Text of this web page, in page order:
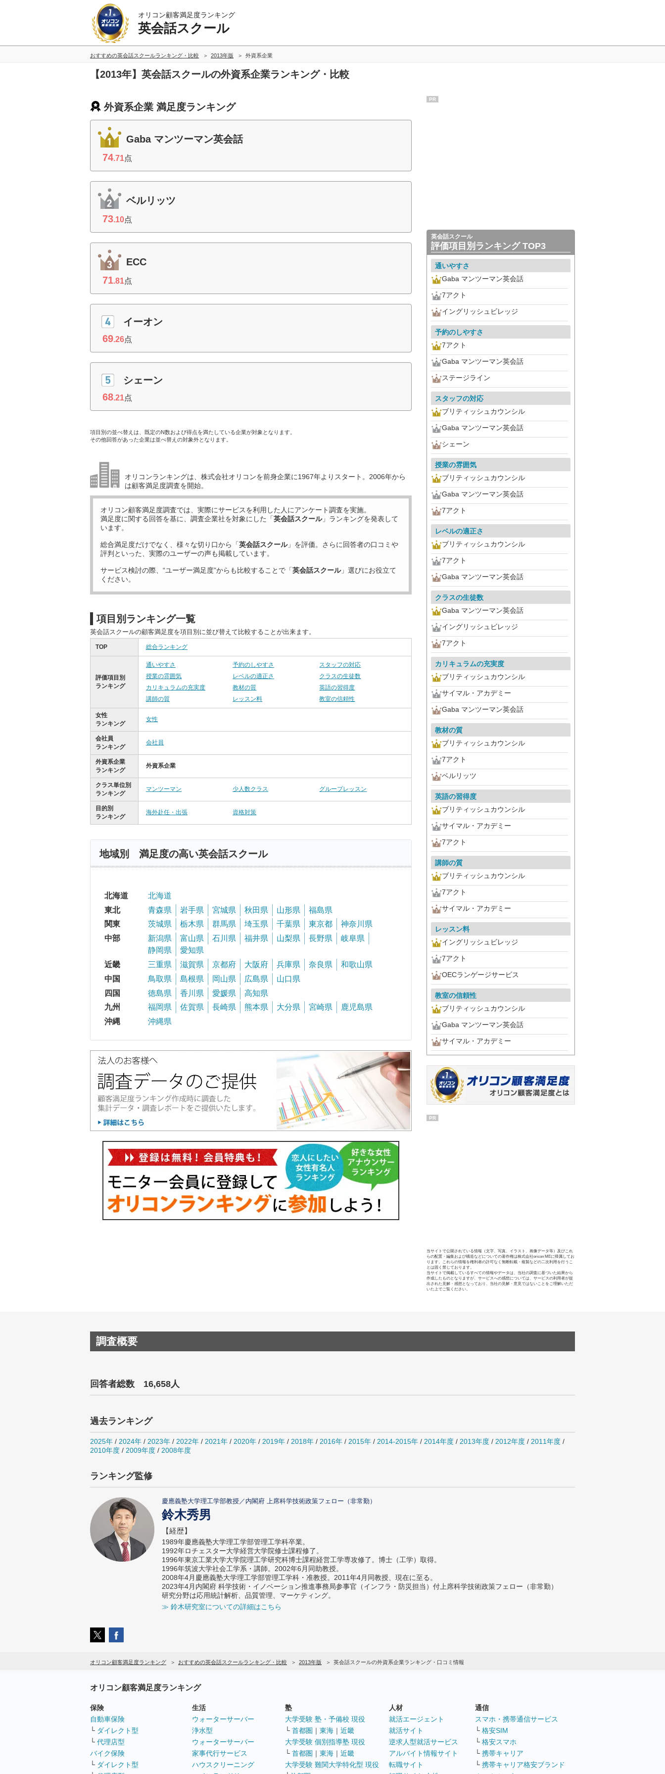
オリコン顧客満足度ランキング
英会話スクール
おすすめの英会話スクールランキング・比較 2013年版 外資系企業
【2013年】英会話スクールの外資系企業ランキング・比較
外資系企業 満足度ランキング
Gaba マンツーマン英会話
74.71点
ベルリッツ
73.10点
ECC
71.81点
イーオン
69.26点
シェーン
68.21点
項目別の並べ替えは、既定のN数および得点を満たしている企業が対象となります。
その他回答があった企業は並べ替えの対象外となります。
オリコンランキングは、株式会社オリコンを前身企業に1967年よりスタート。2006年から
は顧客満足度調査を開始。
オリコン顧客満足度調査では、実際にサービスを利用した 人にアンケート調査を実施。
満足度に関する回答を基に、調査企業社を対象にした「英会話スクール」ランキングを発表して
います。
総合満足度だけでなく、様々な切り口から「英会話スクール」を評価。さらに回答者の口コミや
評判といった、実際のユーザーの声も掲載しています。
サービス検討の際、“ユーザー満足度”からも比較することで「英会話スクール」選びにお役立て
ください。
項目別ランキング一覧
英会話スクールの顧客満足度を項目別に並び替えて比較することが出来ます。
TOP 総合ランキング
評価項目別
ランキング
通いやすさ 予約のしやすさ
スタッフの対応
授業の雰囲気
レベルの適正さ
クラスの生徒数
カリキュラムの充実度
教材の質
英語の習得度
講師の質
レッスン料 教室の信頼性
女性
ランキング
女性
会社員
ランキング
会社員
外資系企業
ランキング
外資系企業
クラス単位別
ランキング
マンツーマン 少人数クラス グループレッスン
目的別
ランキング
海外赴任・出張 資格対策
地域別 満足度の高い英会話スクール
北海道
北海道
東北
青森県 岩手県 宮城県 秋田県 山形県
福島県
関東
茨城県 栃木県 群馬県 埼玉県 千葉県 東京都
神奈川県
中部
新潟県 富山県 石川県 福井県 山梨県 長野県
岐阜県
静岡県
愛知県
近畿
三重県 滋賀県 京都府 大阪府 兵庫県 奈良県
和歌山県
中国
鳥取県 島根県 岡山県 広島県
山口県
四国
徳島県 香川県 愛媛県
高知県
九州
福岡県 佐賀県 長崎県 熊本県 大分県 宮崎県
鹿児島県
沖縄
沖縄県
PR
英会話スクール
評価項目別ランキング TOP3
通いやすさ
Gaba マンツーマン英会話
7アクト
イングリッシュビレッジ
予約のしやすさ
7アクト
Gaba マンツーマン英会話
ステージライン
スタッフの対応
ブリティッシュカウンシル
Gaba マンツーマン英会話
シェーン
授業の雰囲気
ブリティッシュカウンシル
Gaba マンツーマン英会話
7アクト
レベルの適正さ
ブリティッシュカウンシル
7アクト
Gaba マンツーマン英会話
クラスの生徒数
Gaba マンツーマン英会話
イングリッシュビレッジ
7アクト
カリキュラムの充実度
ブリティッシュカウンシル
サイマル・アカデミー
Gaba マンツーマン英会話
教材の質
ブリティッシュカウンシル
7アクト
ベルリッツ
英語の習得度
ブリティッシュカウンシル
サイマル・アカデミー
7アクト
講師の質
ブリティッシュカウンシル
7アクト
サイマル・アカデミー
レッスン料
イングリッシュビレッジ
7アクト
OECランゲージサービス
教室の信頼性
ブリティッシュカウンシル
Gaba マンツーマン英会話
サイマル・アカデミー
PR
当サイトで公開されている情報（文字、写真、イラスト、画像データ等）及びこれ
らの配置・編集および構造などについての著作権は株式会社oricon MEに帰属してお
ります。これらの情報を権利者の許可なく無断転載・複製などの二次利用を行うこ
とは固く禁じております。
当サイトで掲載しているすべての情報やデータは、当社の調査に基づいた結果から
作成したものとなりますが、サービスへの感想については、サービスの利用者が提
出された見解・感想となっており、当社の見解・意見ではないことをご理解いただ
いた上でご覧ください。
調査概要
回答者総数 16,658人
過去ランキング
2025年 / 2024年 / 2023年 / 2022年 / 2021年 / 2020年 / 2019年 / 2018年 / 2016年 / 2015年 / 2014-2015年 / 2014年度 / 2013年度 / 2012年度 / 2011年度 /
2010年度 / 2009年度 / 2008年度
ランキング監修
慶應義塾大学理工学部教授／内閣府 上席科学技術政策フェロー（非常勤）
鈴木秀男
【経歴】
1989年慶應義塾大学理工学部管理工学科卒業。
1992年ロチェスター大学経営大学院修士課程修了。
1996年東京工業大学大学院理工学研究科博士課程経営工学専攻修了。博士（工学）取得。
1996年筑波大学社会工学系・講師。2002年6月同助教授。
2008年4月慶應義塾大学理工学部管理工学科・准教授。2011年4月同教授、現在に至る。
2023年4月内閣府 科学技術・イノベーション推進事務局参事官（インフラ・防災担当）付上席科学技術政策フェロー（非常勤）
研究分野は応用統計解析、品質管理、マーケティング。
≫ 鈴木研究室についての詳細はこちら
オリコン顧客満足度ランキング おすすめの英会話スクールランキング・比較 2013年版 英会話スクールの外資系企業ランキング・口コミ情報
オリコン顧客満足度ランキング
保険
自動車保険
└ ダイレクト型
└ 代理店型
バイク保険
└ ダイレクト型
生活
ウォーターサーバー
浄水型
ウォーターサーバー
家事代行サービス
ハウスクリーニング
塾
大学受験 塾・予備校 現役
└ 首都圏 ｜ 東海 ｜ 近畿
大学受験 個別指導塾 現役
└ 首都圏 ｜ 東海 ｜ 近畿
大学受験 難関大学特化型 現役
人材
就活エージェント
就活サイト
逆求人型就活サービス
アルバイト情報サイト
転職サイト
通信
スマホ・携帯通信サービス
└ 格安SIM
└ 格安スマホ
└ 携帯キャリア
└ 携帯キャリア格安ブランド